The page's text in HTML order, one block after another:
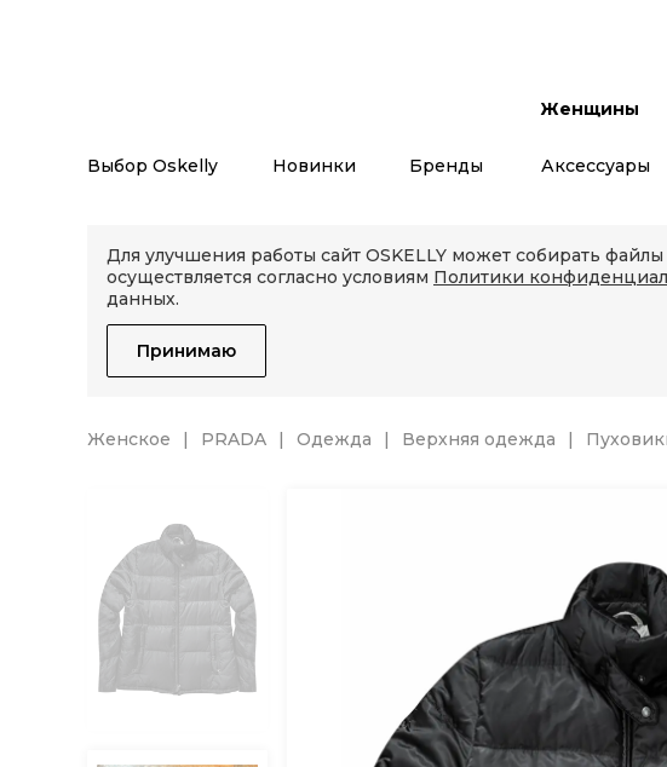
Женщины
Выбор Oskelly Новинки Бренды Аксессуары
Для улучшения работы сайт OSKELLY может собирать
осуществляется согласно условиям Политики
данных.
Принимаю
Женское PRADA Одежда Верхняя одежда